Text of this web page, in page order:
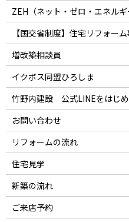
ZEH（ネット・ゼロ・エネルギ
【国交省制度】住宅リフォー
増改築相談員
イクボス同盟ひろしま
竹野内建設 公式LINEをはじ
お問い合わせ
リフォームの流れ
住宅見学
新築の流れ
ご来店予約